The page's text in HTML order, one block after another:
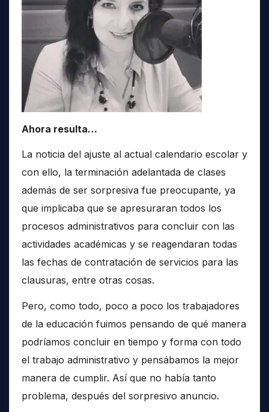
Ahora resulta…
La noticia del ajuste al actual calendario escolar y
con ello, la terminación adelantada de clases
además de ser sorpresiva fue preocupante, ya
que implicaba que se apresuraran todos los
procesos administrativos para concluir con las
actividades académicas y se reagendaran todas
las fechas de contratación de servicios para las
clausuras, entre otras cosas.
Pero, como todo, poco a poco los trabajadores
de la educación fuimos pensando de qué manera
podríamos concluir en tiempo y forma con todo
el trabajo administrativo y pensábamos la mejor
manera de cumplir. Así que no había tanto
problema, después del sorpresivo anuncio.